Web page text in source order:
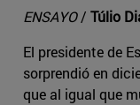
ENSAYO/ Túlio
El presidente de
sorprendió en
que al igual que